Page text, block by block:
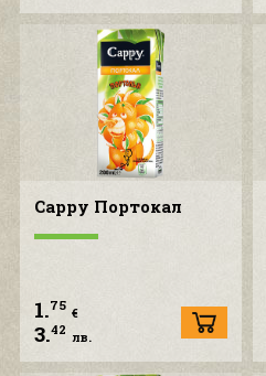
Cappy Портокал
1.75 €
3.42 лв.